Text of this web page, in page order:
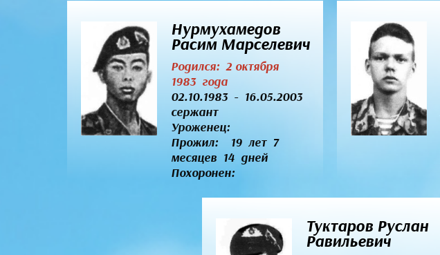
Нурмухамедов
Расим Марселевич
Родился: 2 октября
1983 года
02.10.1983 - 16.05.2003
сержант
Уроженец:
Прожил: 19 лет 7
месяцев 14 дней
Похоронен:
Туктаров Руслан
Равильевич